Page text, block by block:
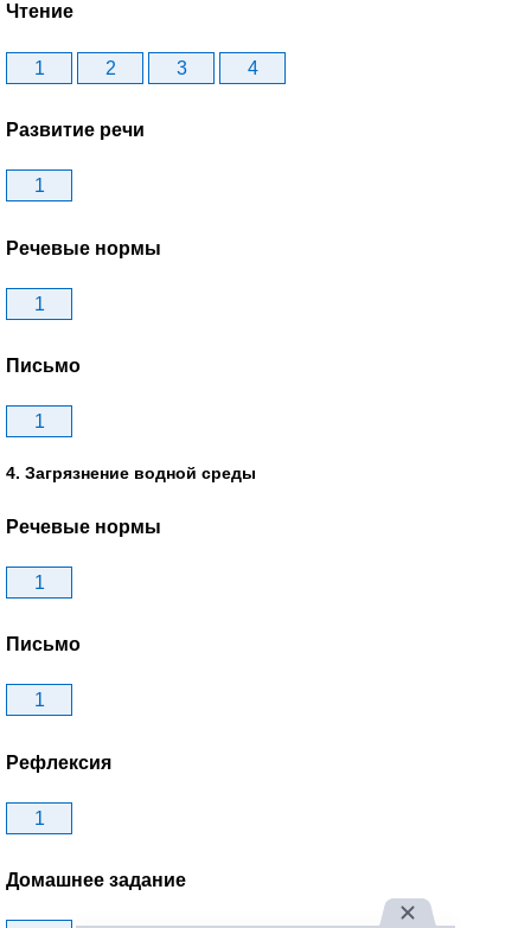
Чтение
1 2 3 4
Развитие речи
1
Речевые нормы
1
Письмо
1
4. Загрязнение водной среды
Речевые нормы
1
Письмо
1
Рефлексия
1
Домашнее задание